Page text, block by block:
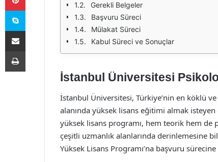
Gerekli Belgeler
Başvuru Süreci
Mülakat Süreci
Kabul Süreci ve Sonuçlar
İstanbul Üniversitesi
İstanbul Üniversitesi, Türkiye’nin en köklü
alanında yüksek lisans eğitimi almak
yüksek lisans programı, hem teorik hem
çeşitli uzmanlık alanlarında derinlemesine
Yüksek Lisans Programı’na başvuru
Skype
E-Posta ile paylaş